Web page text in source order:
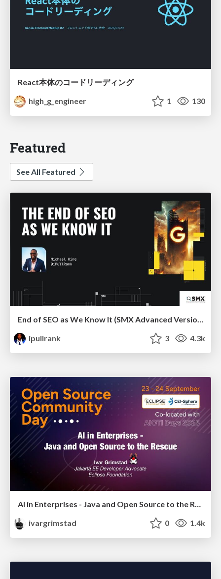
React本体のコードリーディング
high_g_engineer
1 130
Featured
See All Featured
End of SEO as We Know It (SMX Advanced Version)
ipullrank
3 4.3k
AI in Enterprises - Java and Open Source to the Rescue
ivargrimstad
0 1.4k